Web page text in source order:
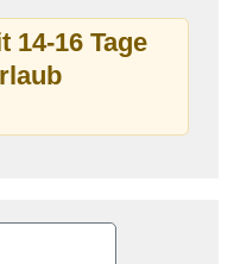
14-16 Tage